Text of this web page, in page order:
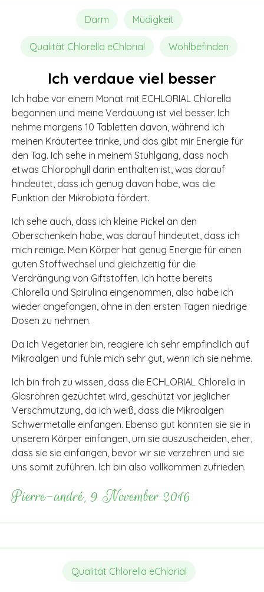
Darm Müdigkeit
Qualität Chlorella eChlorial Wohlbefinden
Ich verdaue viel besser
Ich habe vor einem Monat mit ECHLORIAL Chlorella
begonnen und meine Verdauung ist viel besser. Ich
nehme morgens 10 Tabletten davon, während ich
meinen Kräutertee trinke, und das gibt mir Energie für
den Tag. Ich sehe in meinem Stuhlgang, dass noch
etwas Chlorophyll darin enthalten ist, was darauf
hindeutet, dass ich genug davon habe, was die
Funktion der Mikrobiota fördert.
Ich sehe auch, dass ich kleine Pickel an den
Oberschenkeln habe, was darauf hindeutet, dass ich
mich reinige. Mein Körper hat genug Energie für einen
guten Stoffwechsel und gleichzeitig für die
Verdrängung von Giftstoffen. Ich hatte bereits
Chlorella und Spirulina eingenommen, also habe ich
wieder angefangen, ohne in den ersten Tagen niedrige
Dosen zu nehmen.
Da ich Vegetarier bin, reagiere ich sehr empfindlich auf
Mikroalgen und fühle mich sehr gut, wenn ich sie nehme.
Ich bin froh zu wissen, dass die ECHLORIAL Chlorella in
Glasröhren gezüchtet wird, geschützt vor jeglicher
Verschmutzung, da ich weiß, dass die Mikroalgen
Schwermetalle einfangen. Ebenso gut könnten sie sie in
unserem Körper einfangen, um sie auszuscheiden, eher,
dass sie sie einfangen, bevor wir sie verzehren und sie
uns somit zuführen. Ich bin also vollkommen zufrieden.
Pierre-andré, 9 November 2016
Qualität Chlorella eChlorial